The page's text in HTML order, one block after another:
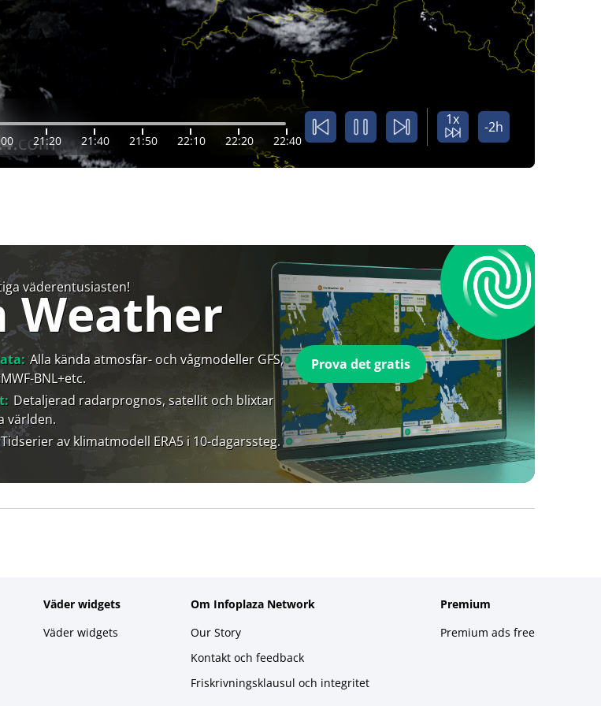
21:20 21:40 21:50 22:10 22:20 22:40
1x -2h
väderentusiasten!
Weather
Alla kända atmosfär- och vågmodeller GFS,
BNL+etc.
Detaljerad radarprognos, satellit och blixtar
världen.
Tidserier av klimatmodell ERA5 i 10-dagarssteg.
Prova det gratis
Väder widgets
Väder widgets
Om Infoplaza Network
Our Story
Kontakt och feedback
Friskrivningsklausul och integritet
Premium
Premium ads free